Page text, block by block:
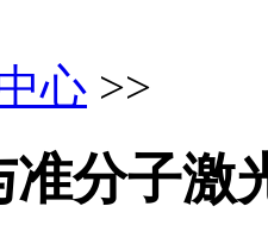
心 >>
准分子激